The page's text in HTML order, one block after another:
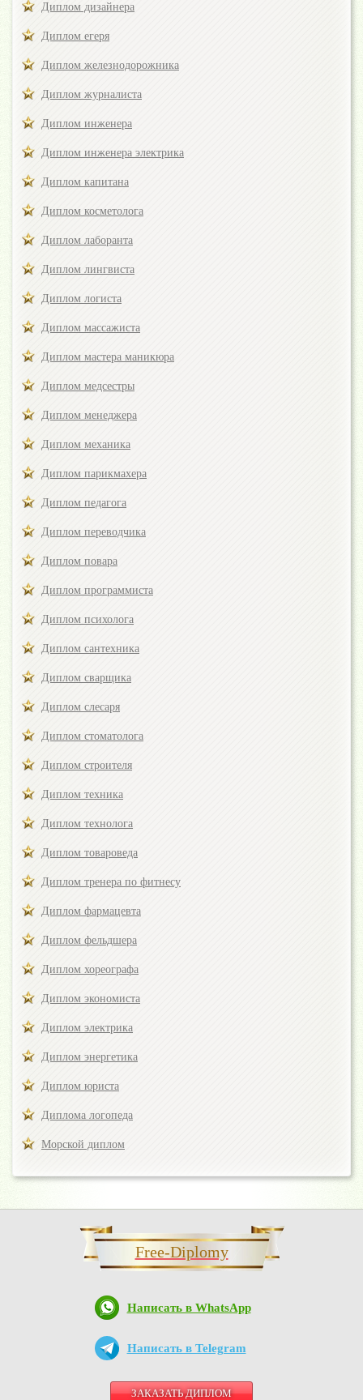
Диплом дизайнера
Диплом егеря
Диплом железнодорожника
Диплом журналиста
Диплом инженера
Диплом инженера электрика
Диплом капитана
Диплом косметолога
Диплом лаборанта
Диплом лингвиста
Диплом логиста
Диплом массажиста
Диплом мастера маникюра
Диплом медсестры
Диплом менеджера
Диплом механика
Диплом парикмахера
Диплом педагога
Диплом переводчика
Диплом повара
Диплом программиста
Диплом психолога
Диплом сантехника
Диплом сварщика
Диплом слесаря
Диплом стоматолога
Диплом строителя
Диплом техника
Диплом технолога
Диплом товароведа
Диплом тренера по фитнесу
Диплом фармацевта
Диплом фельдшера
Диплом хореографа
Диплом экономиста
Диплом электрика
Диплом энергетика
Диплом юриста
Диплома логопеда
Морской диплом
Free-Diplomy
Написать в WhatsApp
Написать в Telegram
ЗАКАЗАТЬ ДИПЛОМ